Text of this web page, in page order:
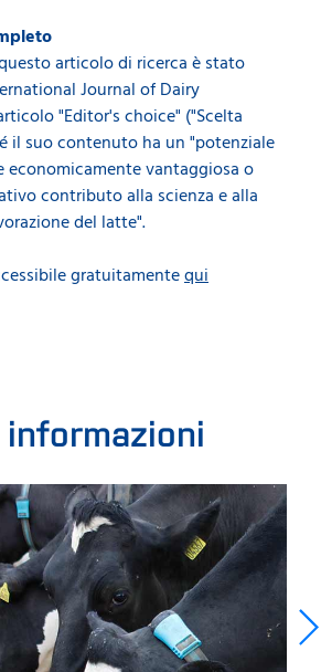
articolo di ricerca è stato
Journal of Dairy
"Editor's choice" ("Scelta
il suo contenuto ha un "potenziale
economicamente vantaggiosa o
contributo alla scienza e alla
del latte".
gratuitamentequi